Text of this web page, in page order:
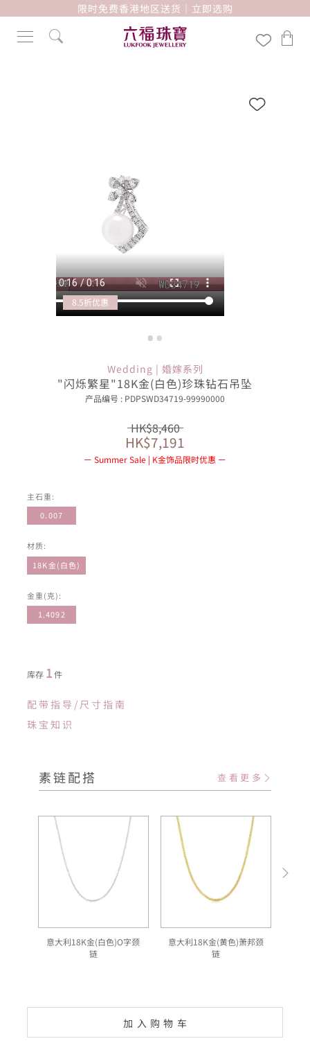
限时免费香港地区送货｜立即选购
8.5折优惠
Wedding | 婚嫁系列
"闪烁繁星"18K金(白色)珍珠钻石吊坠
产品编号 : PDPSWD34719-99990000
HK$8,460
HK$7,191
Summer Sale | K金饰品限时优惠
主石重:
0.007
材质:
18K金(白色)
金重(克):
1.4092
库存 1件
配带指导/尺寸指南
珠宝知识
素链配搭 查看更多
意大利18K金(白色)O字颈
链
意大利18K金(黄色)萧邦颈
链
加入购物车